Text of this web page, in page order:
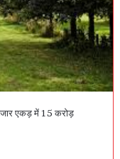
हजार एकड़ में 15 करोड़